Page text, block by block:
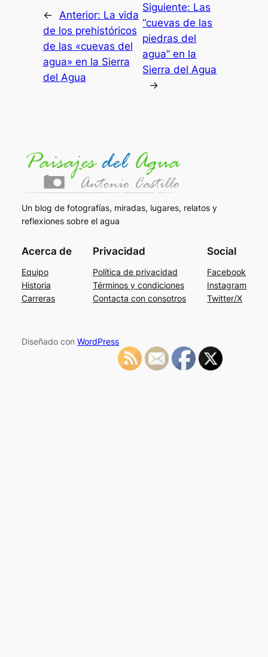
← Anterior: La vida
de los prehistóricos
de las «cuevas del
agua» en la Sierra
del Agua
Siguiente: Las
“cuevas de las
piedras del
agua” en la
Sierra del Agua
→
Un blog de fotografías, miradas, lugares, relatos y
reflexiones sobre el agua
Acerca de
Equipo
Historia
Carreras
Privacidad
Política de privacidad
Términos y condiciones
Contacta con consotros
Social
Facebook
Instagram
Twitter/X
Diseñado con WordPress